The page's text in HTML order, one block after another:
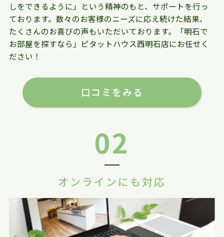
しをできるように」という精神のもと、サポートを行っ
ております。数々のお客様のニーズに応え続けた結果、
たくさんのお喜びの声もいただいております。「明石で
お部屋を探すなら」ピタットハウス西明石店にお任せく
ださい！
口コミをみる
02
オンラインにも対応